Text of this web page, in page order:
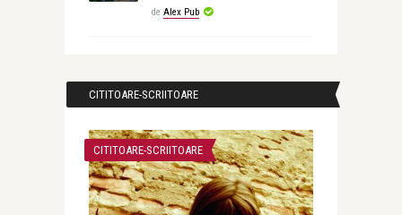
de Alex Pub
CITITOARE-SCRIITOARE
CITITOARE-SCRIITOARE